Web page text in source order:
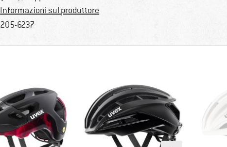
Informazioni sul produttore
205-6237